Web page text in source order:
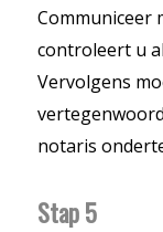
Communiceer
controleert u
Vervolgens
notaris
Stap 5